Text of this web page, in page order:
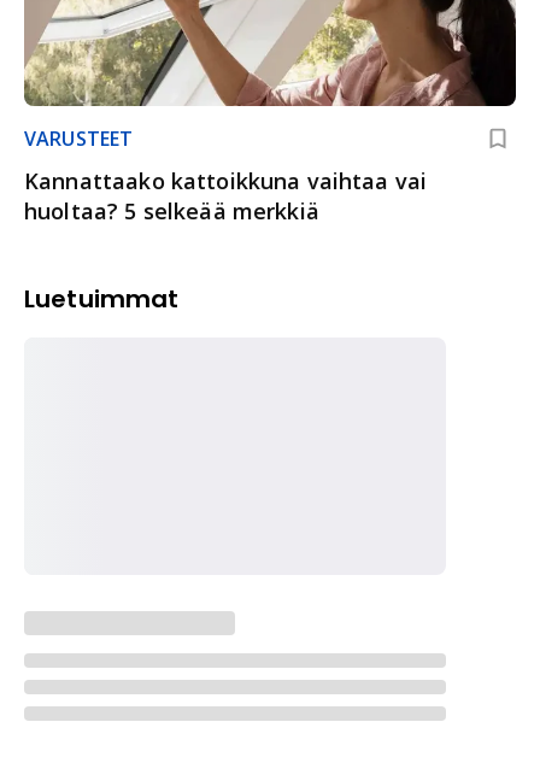
VARUSTEET
Kannattaako kattoikkuna vaihtaa vai
huoltaa? 5 selkeää merkkiä
Luetuimmat